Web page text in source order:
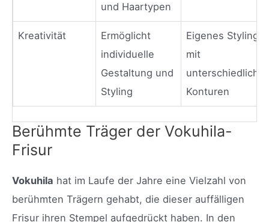
und Haartypen
Kreativität
Ermöglicht
individuelle
Gestaltung und
Styling
Eigenes Styling
mit
Konturen
Berühmte Träger der Vokuhila-
Frisur
Vokuhila hat im Laufe der Jahre eine Vielzahl von
berühmten Trägern gehabt, die dieser auffälligen
Frisur ihren Stempel aufgedrückt haben. In den